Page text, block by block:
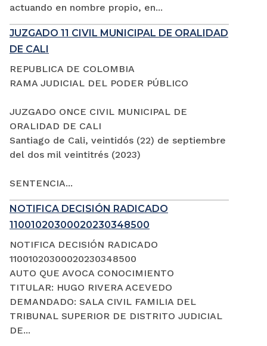
actuando en nombre propio, en...
JUZGADO 11 CIVIL MUNICIPAL DE ORALIDAD
DE CALI
REPUBLICA DE COLOMBIA
RAMA JUDICIAL DEL PODER PÚBLICO
JUZGADO ONCE CIVIL MUNICIPAL DE
ORALIDAD DE CALI
Santiago de Cali, veintidós (22) de septiembre
del dos mil veintitrés (2023)
SENTENCIA...
NOTIFICA DECISIÓN RADICADO
11001020300020230348500
NOTIFICA DECISIÓN RADICADO
11001020300020230348500
AUTO QUE AVOCA CONOCIMIENTO
TITULAR: HUGO RIVERA ACEVEDO
DEMANDADO: SALA CIVIL FAMILIA DEL
TRIBUNAL SUPERIOR DE DISTRITO JUDICIAL
DE...